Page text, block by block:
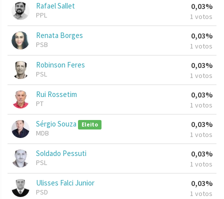
Rafael Sallet
PPL
0,03%
1 votos
Renata Borges
PSB
0,03%
1 votos
Robinson Feres
PSL
0,03%
1 votos
Rui Rossetim
PT
0,03%
1 votos
Sérgio Souza Eleito
MDB
0,03%
1 votos
Soldado Pessuti
PSL
0,03%
1 votos
Ulisses Falci Junior
PSD
0,03%
1 votos